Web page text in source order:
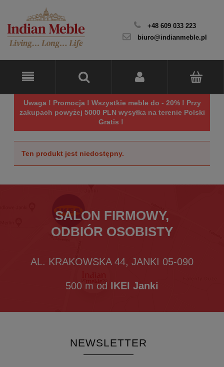
+48 609 033 223
biuro@indianmeble.pl
Uwaga ! Promocja ! Wszystkie meble do - 20% ! Przy
zakupach powyżej 5000 PLN wysyłka na terenie Polski
Gratis !
Ten produkt jest niedostępny.
SALON FIRMOWY,
ODBIÓR OSOBISTY
AL. KRAKOWSKA 44, JANKI 05-090
500 m od IKEI Janki
NEWSLETTER